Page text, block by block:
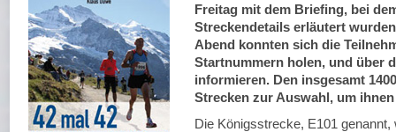
Freitag mit dem Briefing, bei
Streckendetails erläutert
Abend konnten sich die
Startnummern holen, und über
informieren. Den insgesamt
Strecken zur Auswahl, um
Die Königsstrecke, E101